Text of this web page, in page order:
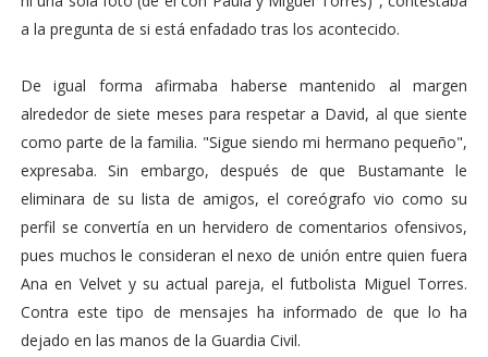
a la pregunta de si está enfadado tras los acontecido.
De igual forma afirmaba haberse mantenido al margen
alrededor de siete meses para respetar a David, al que siente
como parte de la familia. "Sigue siendo mi hermano pequeño",
expresaba. Sin embargo, después de que Bustamante le
eliminara de su lista de amigos, el coreógrafo vio como su
perfil se convertía en un hervidero de comentarios ofensivos,
pues muchos le consideran el nexo de unión entre quien fuera
Ana en Velvet y su actual pareja, el futbolista Miguel Torres.
Contra este tipo de mensajes ha informado de que lo ha
dejado en las manos de la Guardia Civil.